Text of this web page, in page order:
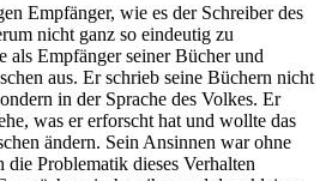
Empfänger, wie es der Schreiber des
nicht ganz so eindeutig zu
als Empfänger seiner Bücher und
aus. Er schrieb seine Büchern nicht
in der Sprache des Volkes. Er
was er erforscht hat und wollte das
ändern. Sein Ansinnen war ohne
Problematik dieses Verhalten